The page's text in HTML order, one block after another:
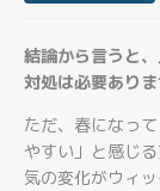
結論から言うと
対処は必要ありま
ただ、春になっ
やすい」と感じ
気の変化がウィ